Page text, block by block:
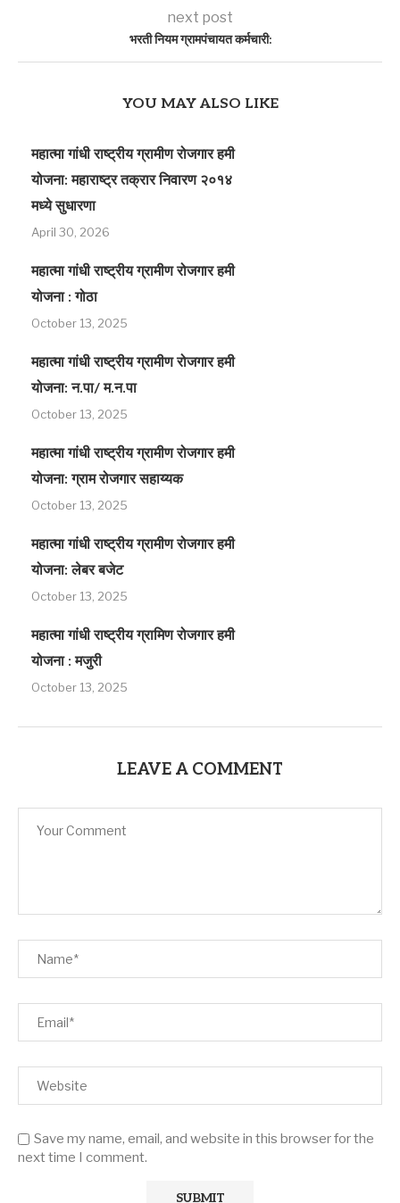
next post
भरती नियम ग्रामपंचायत कर्मचारी:
YOU MAY ALSO LIKE
महात्मा गांधी राष्ट्रीय ग्रामीण रोजगार हमी
योजना: महाराष्ट्र तक्रार निवारण २०१४
मध्ये सुधारणा
April 30, 2026
महात्मा गांधी राष्ट्रीय ग्रामीण रोजगार हमी
योजना : गोठा
October 13, 2025
महात्मा गांधी राष्ट्रीय ग्रामीण रोजगार हमी
योजना: न.पा/ म.न.पा
October 13, 2025
महात्मा गांधी राष्ट्रीय ग्रामीण रोजगार हमी
योजना: ग्राम रोजगार सहाय्यक
October 13, 2025
महात्मा गांधी राष्ट्रीय ग्रामीण रोजगार हमी
योजना: लेबर बजेट
October 13, 2025
महात्मा गांधी राष्ट्रीय ग्रामिण रोजगार हमी
योजना : मजुरी
October 13, 2025
LEAVE A COMMENT
Save my name, email, and website in this browser for the
next time I comment.